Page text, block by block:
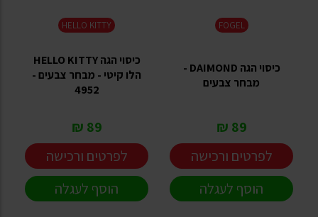
FOGEL
כיסוי הגה DAIMOND -
מבחר צבעים
89 ₪
לפרטים ורכישה
הוסף לעגלה
HELLO KITTY
כיסוי הגה HELLO KITTY
הלו קיטי - מבחר צבעים -
4952
89 ₪
לפרטים ורכישה
הוסף לעגלה